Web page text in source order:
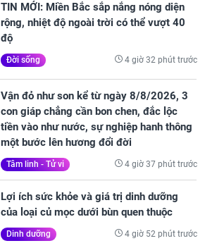
TIN MỚI: Miền Bắc sắp nắng nóng diện
rộng, nhiệt độ ngoài trời có thể vượt 40
độ
Đời sống 4 giờ 32 phút trước
Vận đỏ như son kể từ ngày 8/8/2026, 3
con giáp chẳng cần bon chen, đắc lộc
tiền vào như nước, sự nghiệp hanh thông
một bước lên hương đổi đời
Tâm linh - Tử vi 4 giờ 37 phút trước
Lợi ích sức khỏe và giá trị dinh dưỡng
của loại củ mọc dưới bùn quen thuộc
Dinh dưỡng 4 giờ 52 phút trước